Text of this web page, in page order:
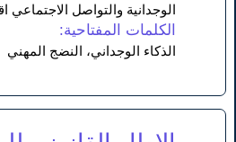
الوجدانية والتواصل
الكلمات المفتاحية:
الذكاء الوجداني، النضج المهني